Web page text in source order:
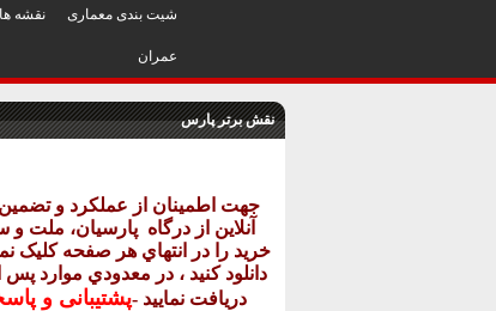
شيت بندی معماری نقشه
عمران
نقش برتر پارس
جهت اطمينان از عملکرد و
آنلاين از درگاه پارسيان، ملت و
خريد را در انتهاي هر صفحه کليک
دانلود کنيد ، در معدودي موارد
دريافت نماييد -پشتيبانی و